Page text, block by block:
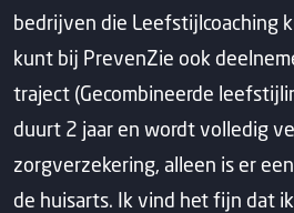
bedrijven die Leefstijlcoaching
kunt bij PrevenZie ook
traject (Gecombineerde
duurt 2 jaar en wordt volledig
zorgverzekering, alleen is er
de huisarts. Ik vind het fijn dat